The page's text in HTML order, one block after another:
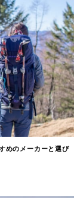
めのメーカーと選び